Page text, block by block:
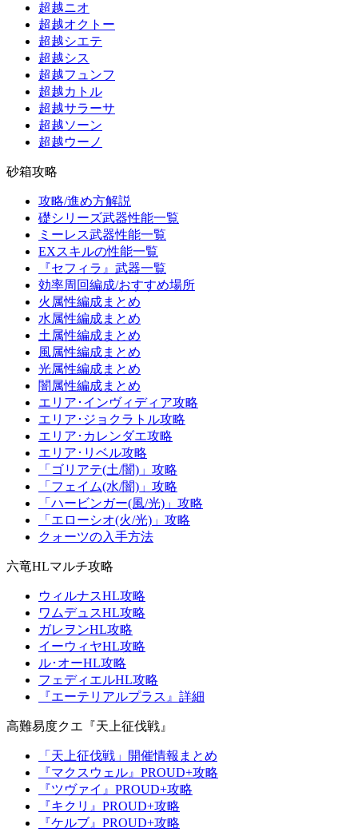
超越ニオ
超越オクトー
超越シエテ
超越シス
超越フュンフ
超越カトル
超越サラーサ
超越ソーン
超越ウーノ
砂箱攻略
攻略/進め方解説
礎シリーズ武器性能一覧
ミーレス武器性能一覧
EXスキルの性能一覧
『セフィラ』武器一覧
効率周回編成/おすすめ場所
火属性編成まとめ
水属性編成まとめ
土属性編成まとめ
風属性編成まとめ
光属性編成まとめ
闇属性編成まとめ
エリア･インヴィディア攻略
エリア･ジョクラトル攻略
エリア･カレンダエ攻略
エリア･リベル攻略
「ゴリアテ(土/闇)」攻略
「フェイム(水/闇)」攻略
「ハービンガー(風/光)」攻略
「エローシオ(火/光)」攻略
クォーツの入手方法
六竜HLマルチ攻略
ウィルナスHL攻略
ワムデュスHL攻略
ガレヲンHL攻略
イーウィヤHL攻略
ル･オーHL攻略
フェディエルHL攻略
『エーテリアルプラス』詳細
高難易度クエ『天上征伐戦』
「天上征伐戦」開催情報まとめ
『マクスウェル』PROUD+攻略
『ツヴァイ』PROUD+攻略
『キクリ』PROUD+攻略
『ケルブ』PROUD+攻略